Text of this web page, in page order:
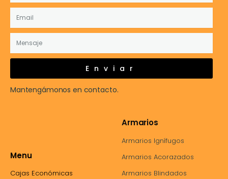
Enviar
Mantengámonos en contacto.
Menu
Cajas Económicas
Armarios
Armarios Ignífugos
Armarios Acorazados
Armarios Blindados